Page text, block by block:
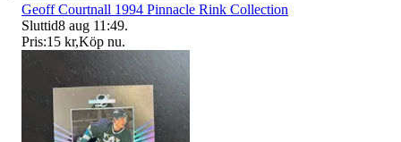
Geoff Courtnall 1994 Pinnacle Rink Collection
Sluttid8 aug 11:49.
Pris:15 kr,Köp nu.